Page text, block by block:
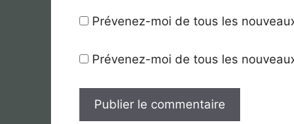
Prévenez-moi de tous les
Prévenez-moi de tous les